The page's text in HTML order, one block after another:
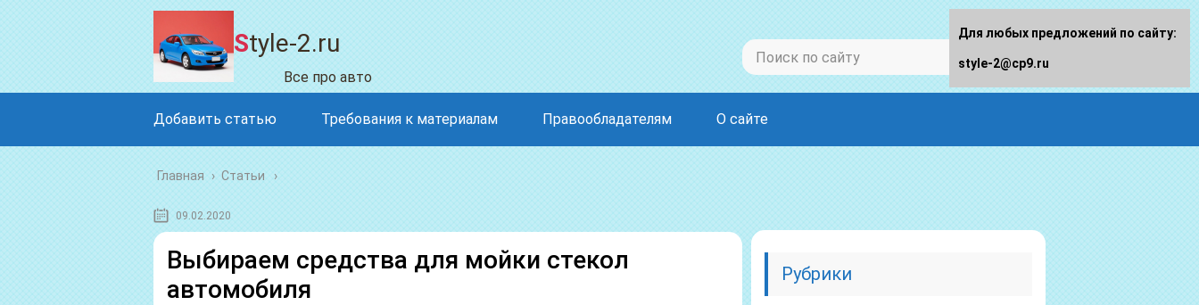
Style-2.ru
Все про авто
Добавить статью Требования к материалам Правообладателям О сайте
Главная › Статьи
09.02.2020
Выбираем средства для мойки стекол
автомобиля
Рубрики
Для любых предложений по сайту:
style-2@cp9.ru